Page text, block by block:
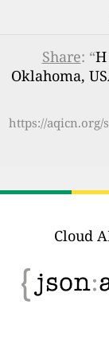
Share: “Η
Oklahoma,
https://aqicn.org/
Cloud